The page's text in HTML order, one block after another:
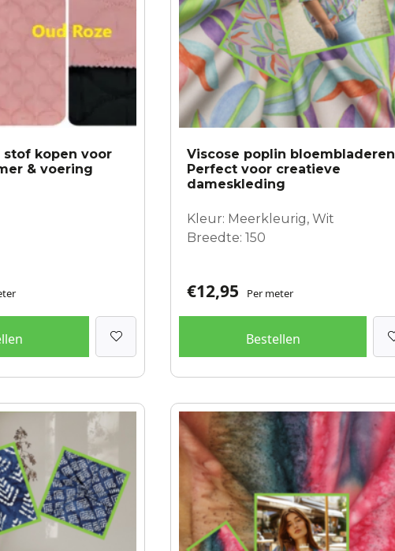
kopen voor
& voering
Viscose poplin bloembladeren
Perfect voor creatieve
dameskleding
Kleur: Meerkleurig, Wit
Breedte: 150
€12,95 Per meter
Bestellen